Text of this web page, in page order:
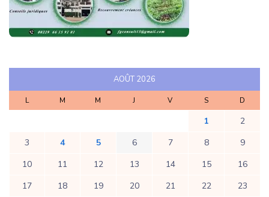
AOÛT 2026
L M M J V S D
1
2
3
4 5 6 7 8
9
10
11 12 13 14 15
16
17
18 19 20 21 22
23